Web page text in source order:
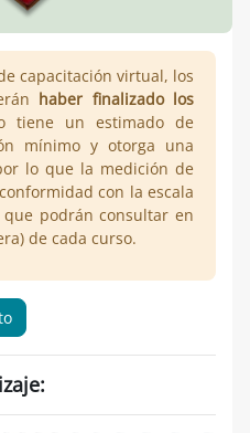
capacitación virtual, los
haber finalizado los
tiene un estimado de
mínimo y otorga una
lo que la medición de
con la escala
podrán consultar en
de cada curso.